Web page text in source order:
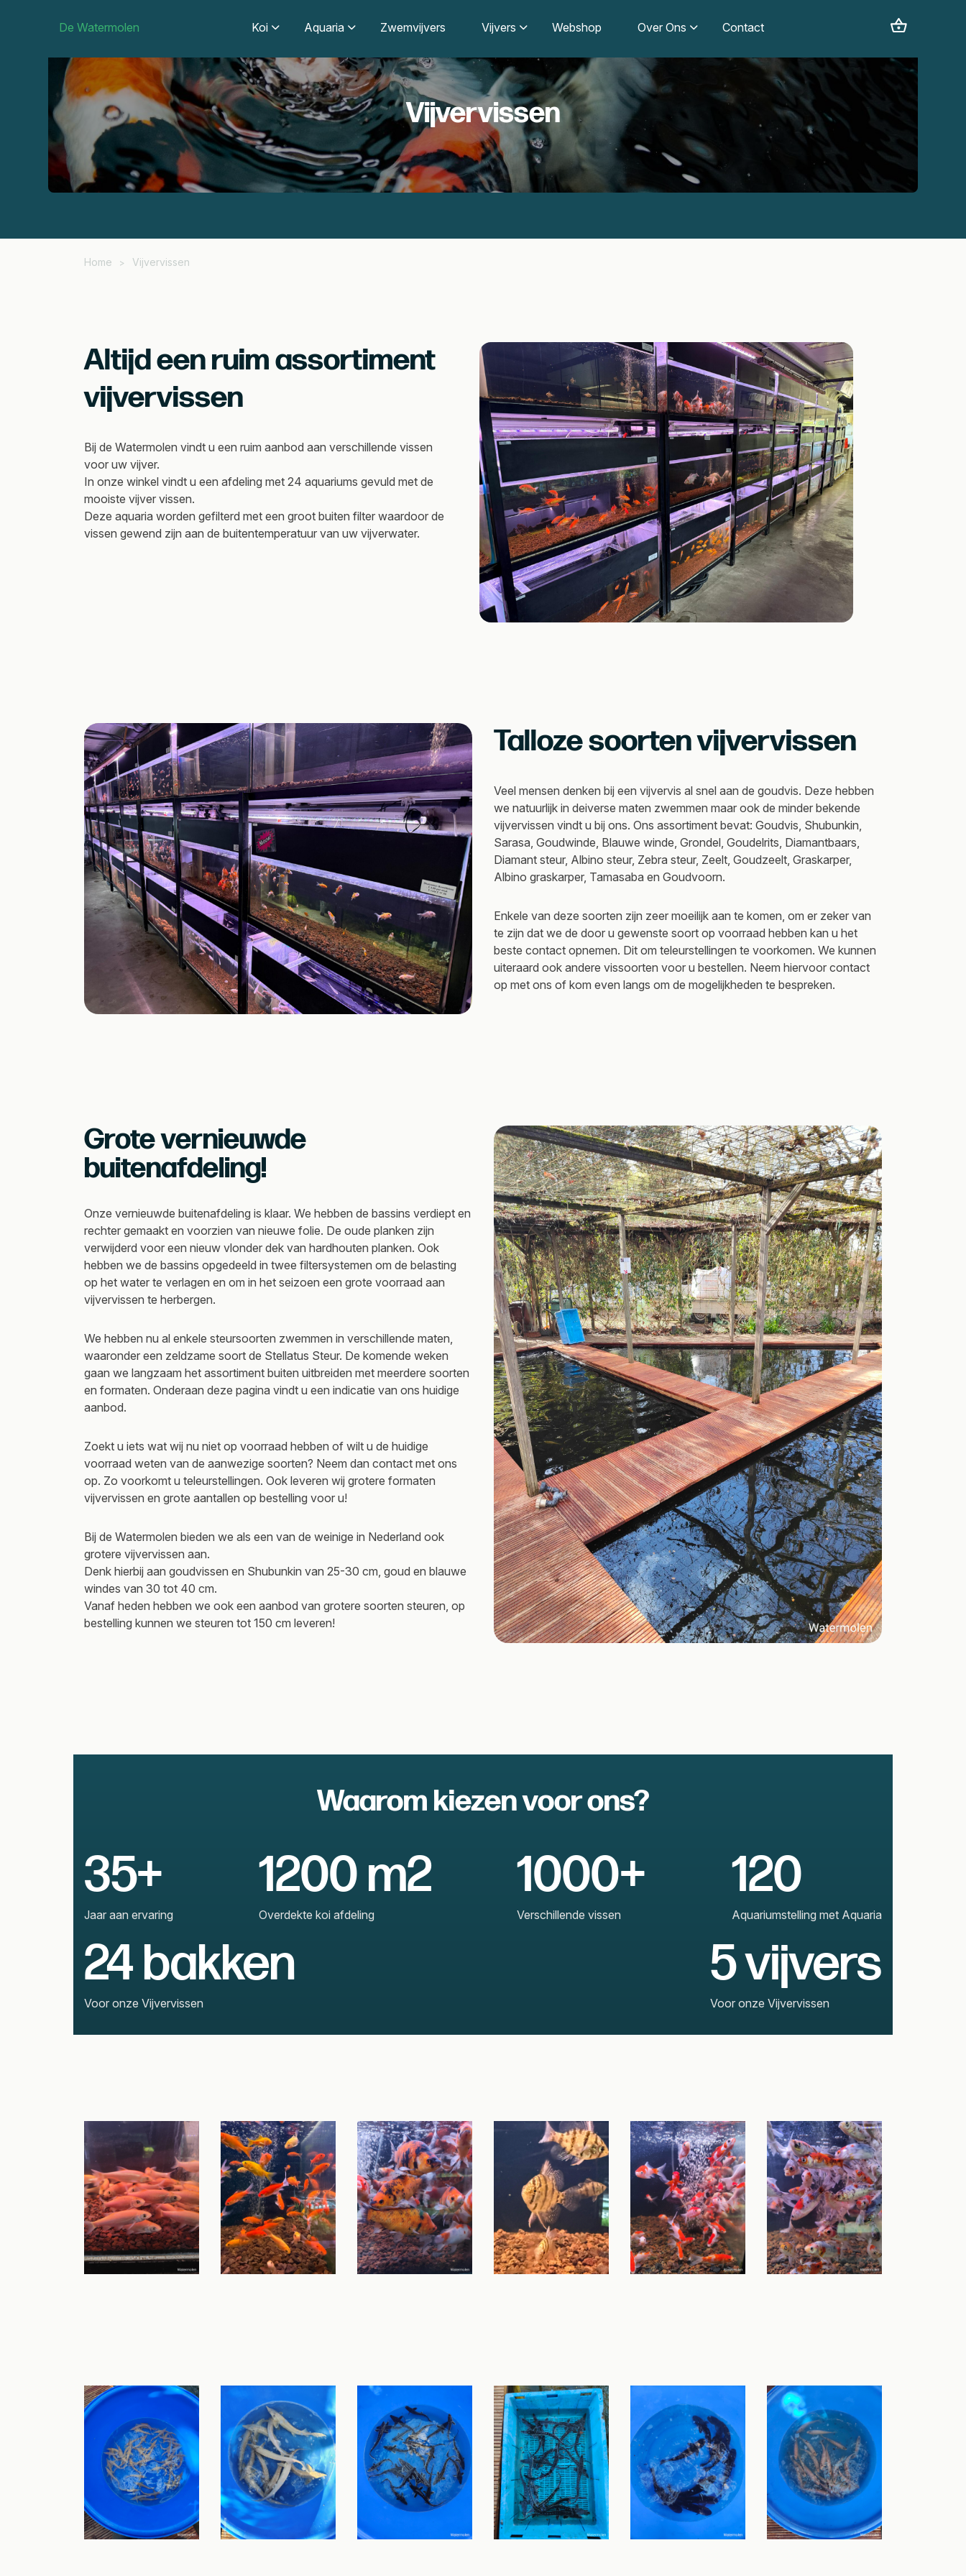
De Watermolen Koi Aquaria Zwemvijvers Vijvers Webshop Over Ons Contact
Vijvervissen
Home > Vijvervissen
Altijd een ruim assortiment
vijvervissen
Bij de Watermolen vindt u een ruim aanbod aan verschillende vissen
voor uw vijver.
In onze winkel vindt u een afdeling met 24 aquariums gevuld met de
mooiste vijver vissen.
Deze aquaria worden gefilterd met een groot buiten filter waardoor de
vissen gewend zijn aan de buitentemperatuur van uw vijverwater.
Talloze soorten vijvervissen
Veel mensen denken bij een vijvervis al snel aan de goudvis. Deze hebben
we natuurlijk in deiverse maten zwemmen maar ook de minder bekende
vijvervissen vindt u bij ons. Ons assortiment bevat: Goudvis, Shubunkin,
Sarasa, Goudwinde, Blauwe winde, Grondel, Goudelrits, Diamantbaars,
Diamant steur, Albino steur, Zebra steur, Zeelt, Goudzeelt, Graskarper,
Albino graskarper, Tamasaba en Goudvoorn.
Enkele van deze soorten zijn zeer moeilijk aan te komen, om er zeker van
te zijn dat we de door u gewenste soort op voorraad hebben kan u het
beste contact opnemen. Dit om teleurstellingen te voorkomen. We kunnen
uiteraard ook andere vissoorten voor u bestellen. Neem hiervoor contact
op met ons of kom even langs om de mogelijkheden te bespreken.
Grote vernieuwde
buitenafdeling!
Onze vernieuwde buitenafdeling is klaar. We hebben de bassins verdiept en
rechter gemaakt en voorzien van nieuwe folie. De oude planken zijn
verwijderd voor een nieuw vlonder dek van hardhouten planken. Ook
hebben we de bassins opgedeeld in twee filtersystemen om de belasting
op het water te verlagen en om in het seizoen een grote voorraad aan
vijvervissen te herbergen.
We hebben nu al enkele steursoorten zwemmen in verschillende maten,
waaronder een zeldzame soort de Stellatus Steur. De komende weken
gaan we langzaam het assortiment buiten uitbreiden met meerdere soorten
en formaten. Onderaan deze pagina vindt u een indicatie van ons huidige
aanbod.
Zoekt u iets wat wij nu niet op voorraad hebben of wilt u de huidige
voorraad weten van de aanwezige soorten? Neem dan contact met ons
op. Zo voorkomt u teleurstellingen. Ook leveren wij grotere formaten
vijvervissen en grote aantallen op bestelling voor u!
Bij de Watermolen bieden we als een van de weinige in Nederland ook
grotere vijvervissen aan.
Denk hierbij aan goudvissen en Shubunkin van 25-30 cm, goud en blauwe
windes van 30 tot 40 cm.
Vanaf heden hebben we ook een aanbod van grotere soorten steuren, op
bestelling kunnen we steuren tot 150 cm leveren!
Waarom kiezen voor ons?
35+
Jaar aan ervaring
1200 m2
Overdekte koi afdeling
1000+
Verschillende vissen
120
Aquariumstelling met Aquaria
24 bakken
Voor onze Vijvervissen
5 vijvers
Voor onze Vijvervissen